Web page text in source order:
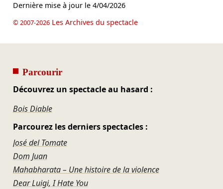
Dernière mise à jour le 4/04/2026
© 2007-2026Les Archives du spectacle
Parcourir
Découvrez un spectacle au hasard :
Bois Diable
Parcourez les derniers spectacles :
José del Tomate
Dom Juan
Mahabharata – Une histoire de la violence
Dear Luigi, I Hate You